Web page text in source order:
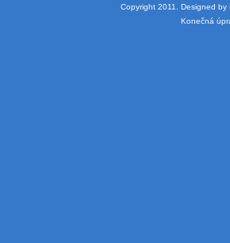
Copyright 2011.Designed by
Konečná